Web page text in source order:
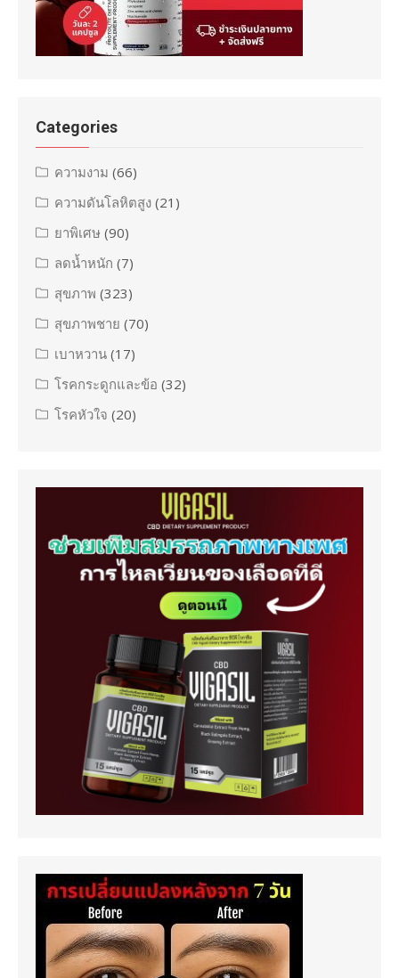
Categories
ความงาม (66)
ความดันโลหิตสูง (21)
ยาพิเศษ (90)
ลดน้ำหนัก (7)
สุขภาพ (323)
สุขภาพชาย (70)
เบาหวาน (17)
โรคกระดูกและข้อ (32)
โรคหัวใจ (20)